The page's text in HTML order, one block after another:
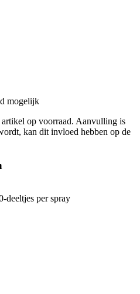
mogelijk
op voorraad. Aanvulling is
kan dit invloed hebben op de
deeltjes per spray